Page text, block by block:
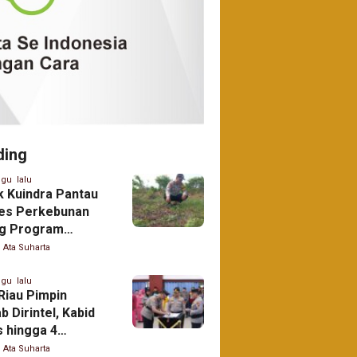
lalu
Kuindra Pantau
Perkebunan
Program
Pangan di
Ata Suharta
lalu
Pimpin
Dirintel, Kabid
hingga 4
Ata Suharta